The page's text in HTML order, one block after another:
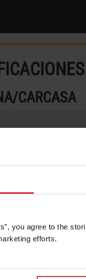
you agree to the
efforts.
CARCASA